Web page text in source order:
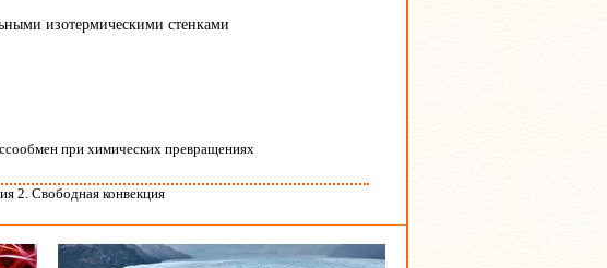
изотермическими стенками
при химических превращениях
2. Cвободная конвекция